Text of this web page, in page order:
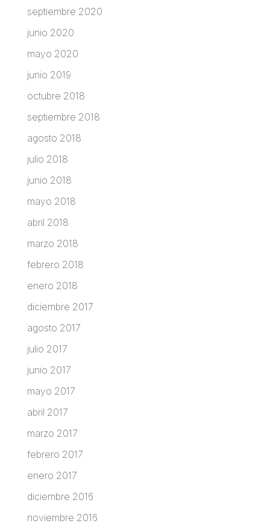
septiembre 2020
junio 2020
mayo 2020
junio 2019
octubre 2018
septiembre 2018
agosto 2018
julio 2018
junio 2018
mayo 2018
abril 2018
marzo 2018
febrero 2018
enero 2018
diciembre 2017
agosto 2017
julio 2017
junio 2017
mayo 2017
abril 2017
marzo 2017
febrero 2017
enero 2017
diciembre 2016
noviembre 2016